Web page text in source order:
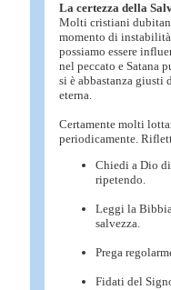
La certezza della
Molti cristiani
momento di
possiamo essere
nel peccato e Satana
si è abbastanza giusti
eterna.
Certamente molti
periodicamente.
Chiedi a Dio
ripetendo.
Leggi la
salvezza.
Prega
Fidati del